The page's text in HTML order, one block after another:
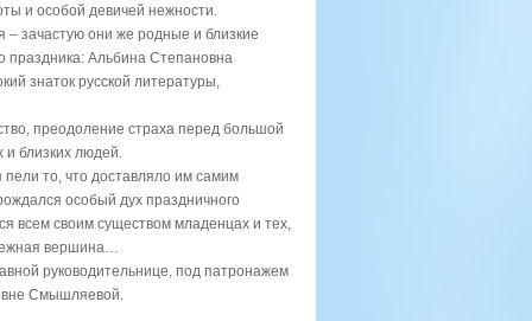
и особой девичей нежности.
– зачастую они же родные и близкие
праздника: Альбина Степановна
знаток русской литературы,
преодоление страха перед большой
и близких людей.
то, что доставляло им самим
особый дух праздничного
всем своим существом младенцах и тех,
вершина…
руководительнице, под патронажем
Смышляевой.